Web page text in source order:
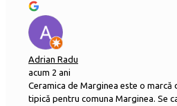
Adrian Radu
acum 2 ani
Ceramica de Marginea este o marcă
tipică pentru comuna Marginea. Se